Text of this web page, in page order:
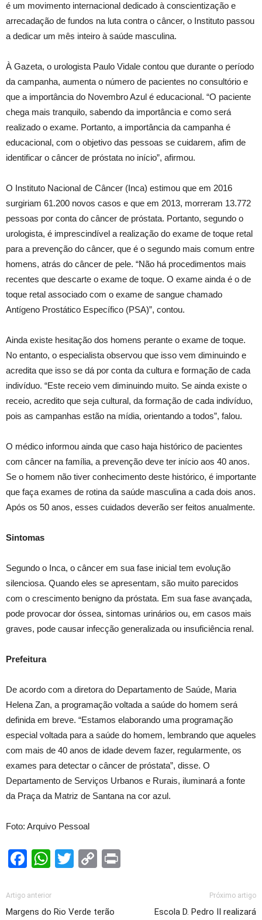
é um movimento internacional dedicado à conscientização e
arrecadação de fundos na luta contra o câncer, o Instituto passou
a dedicar um mês inteiro à saúde masculina.
À Gazeta, o urologista Paulo Vidale contou que durante o período
da campanha, aumenta o número de pacientes no consultório e
que a importância do Novembro Azul é educacional. “O paciente
chega mais tranquilo, sabendo da importância e como será
realizado o exame. Portanto, a importância da campanha é
educacional, com o objetivo das pessoas se cuidarem, afim de
identificar o câncer de próstata no início”, afirmou.
O Instituto Nacional de Câncer (Inca) estimou que em 2016
surgiriam 61.200 novos casos e que em 2013, morreram 13.772
pessoas por conta do câncer de próstata. Portanto, segundo o
urologista, é imprescindível a realização do exame de toque retal
para a prevenção do câncer, que é o segundo mais comum entre
homens, atrás do câncer de pele. “Não há procedimentos mais
recentes que descarte o exame de toque. O exame ainda é o de
toque retal associado com o exame de sangue chamado
Antígeno Prostático Específico (PSA)”, contou.
Ainda existe hesitação dos homens perante o exame de toque.
No entanto, o especialista observou que isso vem diminuindo e
acredita que isso se dá por conta da cultura e formação de cada
indivíduo. “Este receio vem diminuindo muito. Se ainda existe o
receio, acredito que seja cultural, da formação de cada indivíduo,
pois as campanhas estão na mídia, orientando a todos”, falou.
O médico informou ainda que caso haja histórico de pacientes
com câncer na família, a prevenção deve ter início aos 40 anos.
Se o homem não tiver conhecimento deste histórico, é importante
que faça exames de rotina da saúde masculina a cada dois anos.
Após os 50 anos, esses cuidados deverão ser feitos anualmente.
Sintomas
Segundo o Inca, o câncer em sua fase inicial tem evolução
silenciosa. Quando eles se apresentam, são muito parecidos
com o crescimento benigno da próstata. Em sua fase avançada,
pode provocar dor óssea, sintomas urinários ou, em casos mais
graves, pode causar infecção generalizada ou insuficiência renal.
Prefeitura
De acordo com a diretora do Departamento de Saúde, Maria
Helena Zan, a programação voltada a saúde do homem será
definida em breve. “Estamos elaborando uma programação
especial voltada para a saúde do homem, lembrando que aqueles
com mais de 40 anos de idade devem fazer, regularmente, os
exames para detectar o câncer de próstata”, disse. O
Departamento de Serviços Urbanos e Rurais, iluminará a fonte
da Praça da Matriz de Santana na cor azul.
Foto: Arquivo Pessoal
Facebook
WhatsApp
TwitterCopy
Artigo anterior
Margens do Rio Verde terão
Próximo artigo
Escola D. Pedro II realizará